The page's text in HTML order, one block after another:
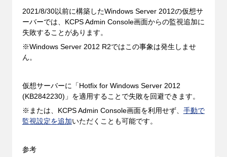
2021/8/30以前に構築したWindows Server 2012の仮想サ
ーバーでは、KCPS Admin Console画面からの監視追加に
失敗することがあります。
※Windows Server 2012 R2ではこの事象は発生しませ
ん。
仮想サーバーに「Hotfix for Windows Server 2012
(KB2842230)」を適用することで失敗を回避できます。
※または、KCPS Admin Console画面を利用せず、 手動で
監視設定を追加いただくことも可能です。
参考